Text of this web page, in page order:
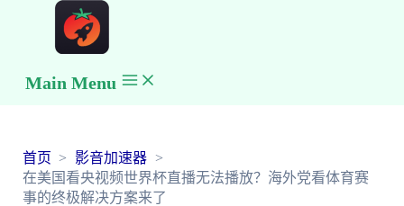
Main Menu
首页
影音加速器
在美国看央视频世界杯直播无法播放？海外党看体育赛
事的终极解决方案来了